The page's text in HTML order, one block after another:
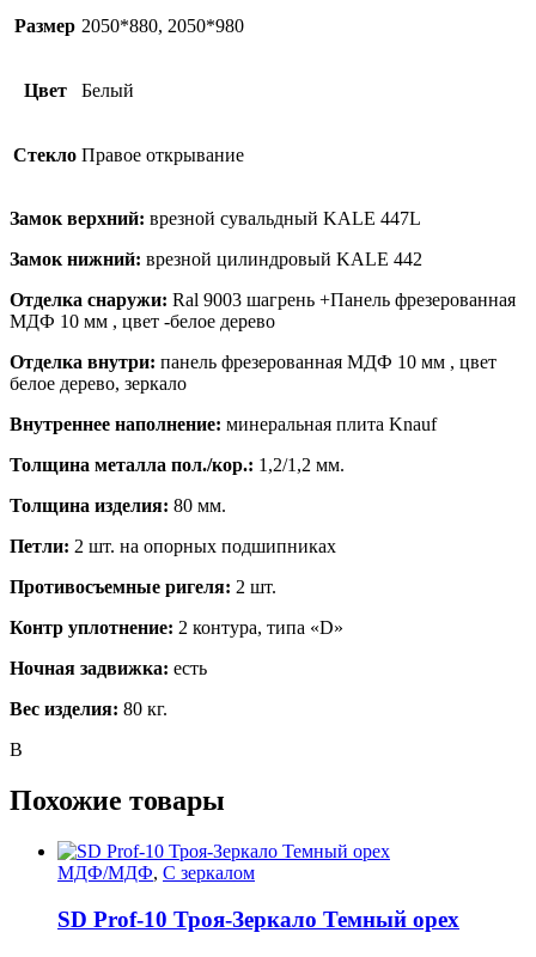
большое
Размер 2050*880, 2050*980
Цвет Белый
Стекло Правое открывание
Замок верхний: врезной сувальдный KALE 447L
Замок нижний: врезной цилиндровый KALE 442
Отделка снаружи: Ral 9003 шагрень +Панель фрезерованная
МДФ 10 мм , цвет -белое дерево
Отделка внутри: панель фрезерованная МДФ 10 мм , цвет
белое дерево, зеркало
Внутреннее наполнение: минеральная плита Knauf
Толщина металла пол./кор.: 1,2/1,2 мм.
Толщина изделия: 80 мм.
Петли: 2 шт. на опорных подшипниках
Противосъемные ригеля: 2 шт.
Контр уплотнение: 2 контура, типа «D»
Ночная задвижка: есть
Вес изделия: 80 кг.
В
Похожие товары
МДФ/МДФ, С зеркалом
SD Prof-10 Троя-Зеркало Темный орех